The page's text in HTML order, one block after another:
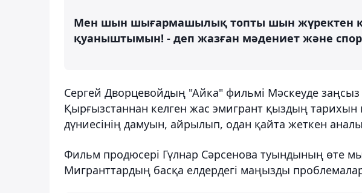
Мен шын шығармашылық топты шын жүректен
қуаныштымын! - деп жазған мәдениет және
Сергей Дворцевойдың "Айка" фильмі Мәскеуде
Қырғызстаннан келген жас эмигрант қыздың тарихын
дүниесінің дамуын, айрылып, одан қайта жеткен
Фильм продюсері Гүлнар Сәрсенова туындының өте
Мигранттардың басқа елдердегі маңызды